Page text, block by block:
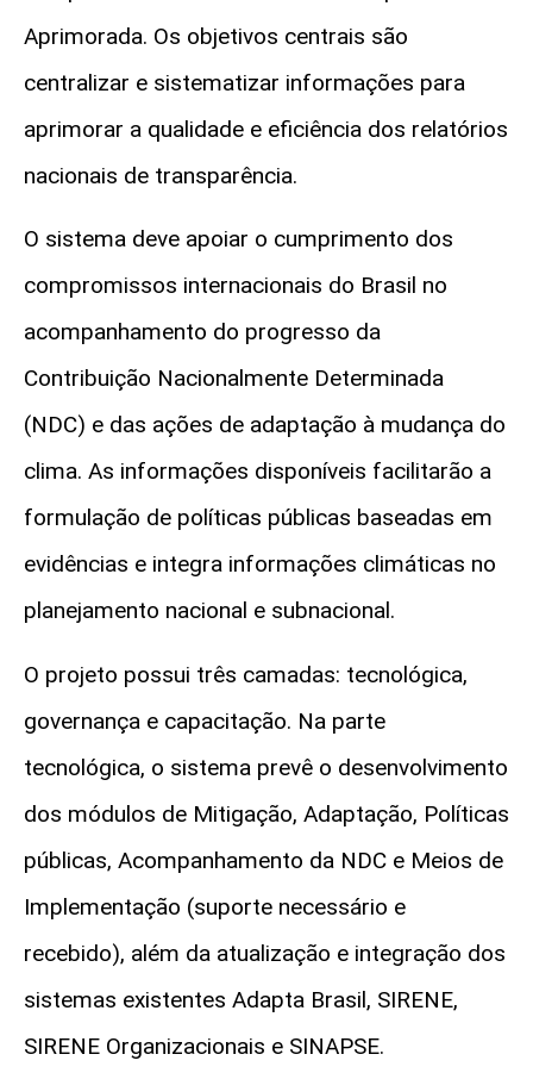
Aprimorada. Os objetivos centrais são
centralizar e sistematizar informações para
aprimorar a qualidade e eficiência dos relatórios
nacionais de transparência.
O sistema deve apoiar o cumprimento dos
compromissos internacionais do Brasil no
acompanhamento do progresso da
Contribuição Nacionalmente Determinada
(NDC) e das ações de adaptação à mudança do
clima. As informações disponíveis facilitarão a
formulação de políticas públicas baseadas em
evidências e integra informações climáticas no
planejamento nacional e subnacional.
O projeto possui três camadas: tecnológica,
governança e capacitação. Na parte
tecnológica, o sistema prevê o desenvolvimento
dos módulos de Mitigação, Adaptação, Políticas
públicas, Acompanhamento da NDC e Meios de
Implementação (suporte necessário e
recebido), além da atualização e integração dos
sistemas existentes Adapta Brasil, SIRENE,
SIRENE Organizacionais e SINAPSE.